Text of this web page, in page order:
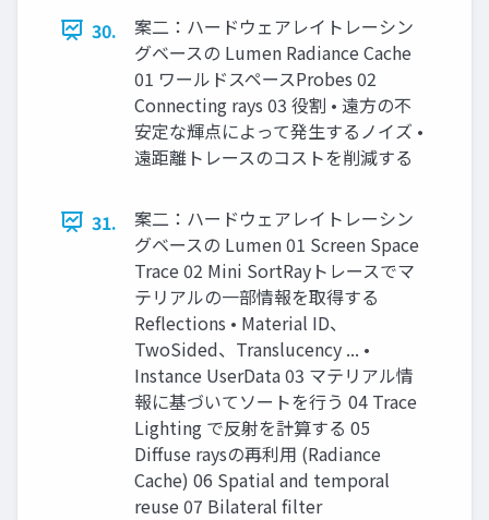
30.
案二：ハードウェアレイトレーシン
グベースの Lumen Radiance Cache
01 ワールドスペースProbes 02
Connecting rays 03 役割 • 遠方の不
安定な輝点によって発生するノイズ •
遠距離トレースのコストを削減する
31.
案二：ハードウェアレイトレーシン
グベースの Lumen 01 Screen Space
Trace 02 Mini SortRayトレースでマ
テリアルの一部情報を取得する
Reflections • Material ID、
TwoSided、Translucency ... •
Instance UserData 03 マテリアル情
報に基づいてソートを行う 04 Trace
Lighting で反射を計算する 05
Diffuse raysの再利用 (Radiance
Cache) 06 Spatial and temporal
reuse 07 Bilateral filter